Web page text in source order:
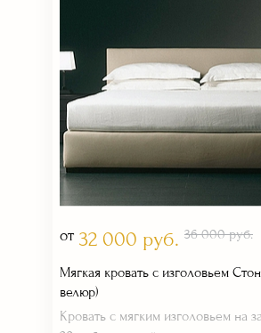
от 32 000 руб. 36 000 руб.
Мягкая кровать с изголовьем
велюр)
Кровать с мягким изголовьем на